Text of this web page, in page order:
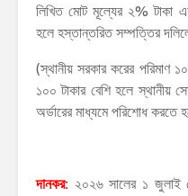
লিখিত মোট মূল্যের ২% টাকা
হলে হস্তান্তরিত সম্পত্তির
(স্থানীয় সরকার করের পরিমাণ
১০০ টাকার বেশি হলে স্থানীয়
অর্ডারের মাধ্যমে পরিশোধ করতে
দানকর: ২০২৬ সালের ১ জুলাই